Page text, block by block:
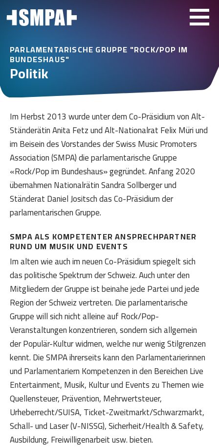
PARLAMENTARISCHE GRUPPE "ROCK/POP IM
BUNDESHAUS"
Politik
Im Herbst 2013 wurde unter dem Co-Präsidium von Alt-
Ständerätin Anita Fetz und Alt-Nationalrat Felix Müri und
im Beisein des Vorstandes der Swiss Music Promoters
Association (SMPA) die parlamentarische Gruppe
«Rock/Pop im Bundeshaus» gegründet. Anfang 2020
übernahmen Nationalrätin Sandra Sollberger und
Ständerat Daniel Jositsch das Co-Präsidium der
parlamentarischen Gruppe.
SMPA ALS KOMPETENTER ANSPRECHPARTNER
RUND UM MUSIK UND EVENTS
Im alten wie auch im neuen Co-Präsidium spiegelt sich
das politische Spektrum der Schweiz. Auch unter den
Mitgliedern der Gruppe ist beinahe jede Partei und jede
Region der Schweiz vertreten. Die parlamentarische
Gruppe will sich nicht alleine auf Rock/Pop-
Veranstaltungen konzentrieren, sondern sich allgemein
der Populär-Kultur widmen, welche nur wenig Stilgrenzen
kennt. Die SMPA ihrerseits kann den Parlamentarierinnen
und Parlamentariern Kompetenzen in den Bereichen Live
Entertainment, Musik, Kultur und Events zu Themen wie
Quellensteuer, Prävention, Mehrwertsteuer,
Urheberrecht/SUISA, Ticket-Zweitmarkt/Schwarzmarkt,
Schall- und Laser (V-NISSG), Sicherheit/Health & Safety,
Ausbildung, Freiwilligenarbeit usw. bieten.